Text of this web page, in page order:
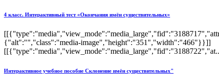
4 класс. Интерактивный тест «Окончания имён существительных»
{"alt":"","class":"media-image","height":"351","width":"466"}}]]
Интерактивное учебное пособие Склонение имён существительных"